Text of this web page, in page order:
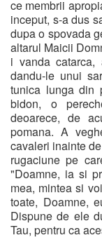
ce membrii
inceput, s-a dus
dupa o spovada
altarul Maicii
i vanda
dandu-le unui
tunica lunga din
bidon, o
deoarece, de
pomana. A
cavaleri inainte
rugaciune pe
"Doamne, ia si
mea, mintea si
toate, Doamne,
Dispune de ele
Tau, pentru ca